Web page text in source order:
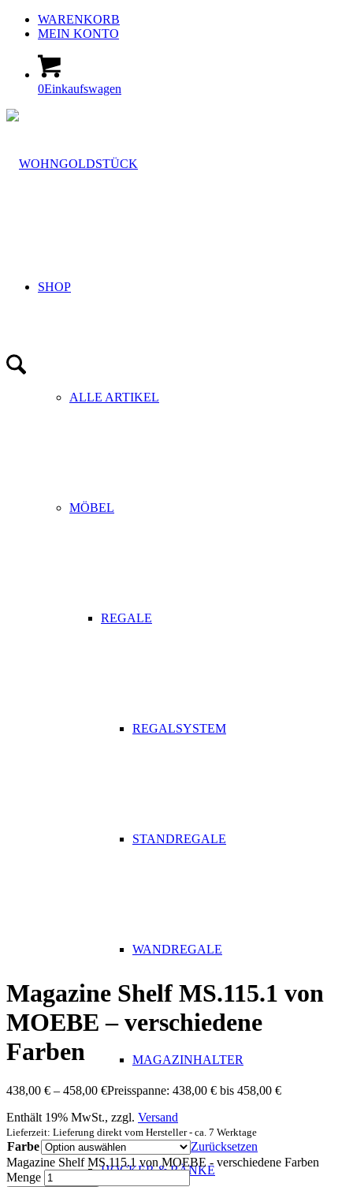
WARENKORB
MEIN KONTO
0Einkaufswagen
SHOP
ALLE ARTIKEL
MÖBEL
REGALE
REGALSYSTEM
STANDREGALE
WANDREGALE
MAGAZINHALTER
HOCKER & BÄNKE
Magazine Shelf MS.115.1 von
MOEBE – verschiedene
Farben
438,00 € – 458,00 €Preisspanne: 438,00 € bis 458,00 €
Enthält 19% MwSt., zzgl. Versand
Lieferzeit: Lieferung direkt vom Hersteller - ca. 7 Werktage
Farbe
Zurücksetzen
Magazine Shelf MS.115.1 von MOEBE - verschiedene Farben
Menge